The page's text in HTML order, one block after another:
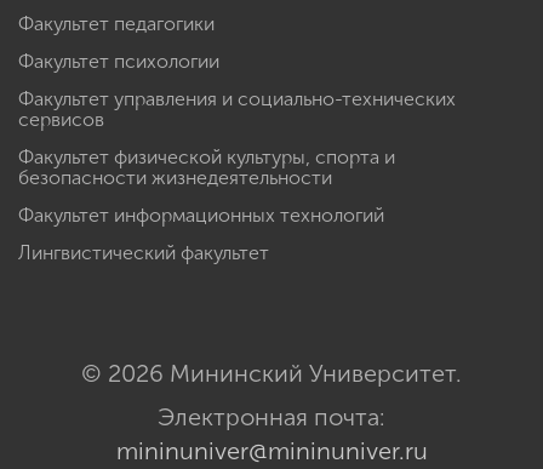
Факультет педагогики
Факультет психологии
Факультет управления и социально-технических
сервисов
Факультет физической культуры, спорта и
безопасности жизнедеятельности
Факультет информационных технологий
Лингвистический факультет
© 2026 Мининский Университет.
Электронная почта:
mininuniver@mininuniver.ru